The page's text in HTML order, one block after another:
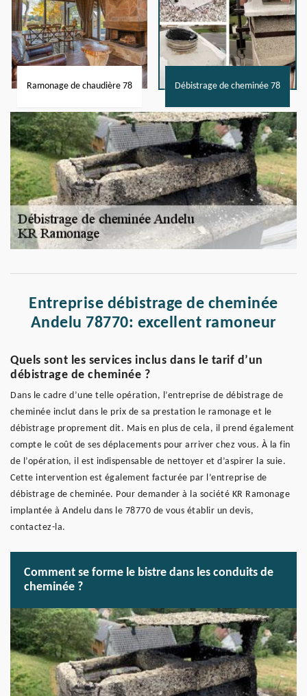
Ramonage de chaudière 78 Débistrage de cheminée 78
Entreprise débistrage de cheminée
Andelu 78770: excellent ramoneur
Quels sont les services inclus dans le tarif d’un
débistrage de cheminée ?
Dans le cadre d’une telle opération, l’entreprise de débistrage de
cheminée inclut dans le prix de sa prestation le ramonage et le
débistrage proprement dit. Mais en plus de cela, il prend également
compte le coût de ses déplacements pour arriver chez vous. À la fin
de l’opération, il est indispensable de nettoyer et d’aspirer la suie.
Cette intervention est également facturée par l’entreprise de
débistrage de cheminée. Pour demander à la société KR Ramonage
implantée à Andelu dans le 78770 de vous établir un devis,
contactez-la.
Comment se forme le bistre dans les conduits de
cheminée ?